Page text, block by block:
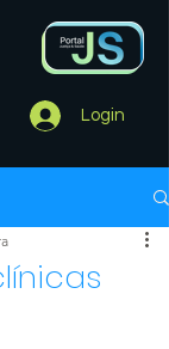
Login